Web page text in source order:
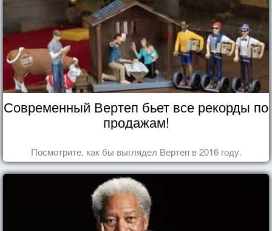
Современный Вертеп бьет все рекорды по
продажам!
Посмотрите, как бы выглядел Вертеп в 2016 году.